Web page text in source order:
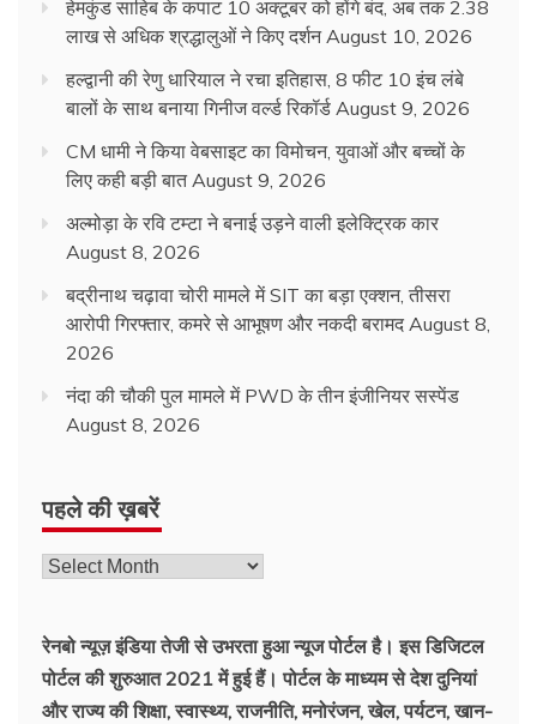
हेमकुंड साहिब के कपाट 10 अक्टूबर को होंगे बंद, अब तक 2.38
लाख से अधिक श्रद्धालुओं ने किए दर्शन August 10, 2026
हल्द्वानी की रेणु धारियाल ने रचा इतिहास, 8 फीट 10 इंच लंबे
बालों के साथ बनाया गिनीज वर्ल्ड रिकॉर्ड August 9, 2026
CM धामी ने किया वेबसाइट का विमोचन, युवाओं और बच्चों के
लिए कही बड़ी बात August 9, 2026
अल्मोड़ा के रवि टम्टा ने बनाई उड़ने वाली इलेक्ट्रिक कार
August 8, 2026
बद्रीनाथ चढ़ावा चोरी मामले में SIT का बड़ा एक्शन, तीसरा
आरोपी गिरफ्तार, कमरे से आभूषण और नकदी बरामद August 8,
2026
नंदा की चौकी पुल मामले में PWD के तीन इंजीनियर सस्पेंड
August 8, 2026
पहले की ख़बरें
पहले
रेनबो न्यूज़ इंडिया तेजी से उभरता हुआ न्‍यूज पोर्टल है। इस डिजिटल
पोर्टल की शुरुआत 2021 में हुई हैं। पोर्टल के माध्यम से देश दुनियां
और राज्य की शिक्षा, स्वास्थ्य, राजनीति, मनोरंजन, खेल, पर्यटन, खान-